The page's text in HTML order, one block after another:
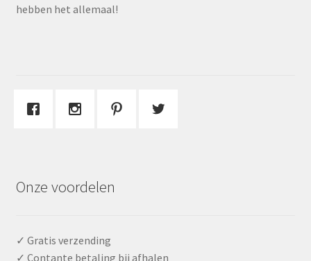
hebben het allemaal!
Onze voordelen
✓ Gratis verzending
✓ Contante betaling bij afhalen